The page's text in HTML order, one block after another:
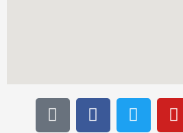
T
i
F
a
T
w
Y
o